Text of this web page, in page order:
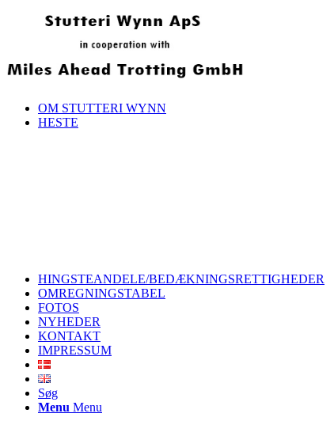
OM STUTTERI WYNN
HESTE
HINGSTEANDELE/BEDÆKNINGSRETTIGHEDER
OMREGNINGSTABEL
FOTOS
NYHEDER
KONTAKT
IMPRESSUM
Søg
Menu Menu